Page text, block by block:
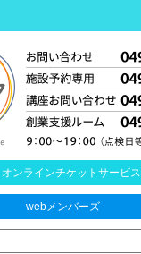
オンラインチケットサービス
webメンバーズ